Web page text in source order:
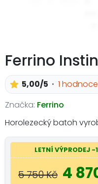
Ferrino
5,00/5
1
Značka: Ferrino
Horolezecký batoh
LETNÍ VÝPRODEJ -
5 750 Kč 4